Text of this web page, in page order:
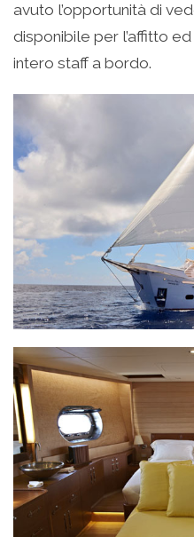
avuto l’opportunità di
disponibile per l’affitto
intero staff a bordo.